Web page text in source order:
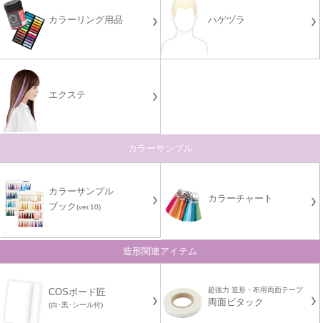
カラーリング用品 ハゲヅラ
エクステ
カラーサンプル
カラーサンプル
ブック(ver.10)
カラーチャート
造形関連アイテム
COSボード匠
(白･黒･シール付)
超強力 造形・布用両面テープ
両面ピタック